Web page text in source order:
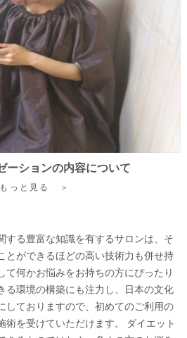
ーションの内容について
っと見る ＞
する豊富な知識を有するサロンは、そ
とができるほどの高い技術力も併せ持
て何かお悩みをお持ちの方にぴったり
る環境の構築にも注力し、日本の文化
しておりますので、初めてのご利用の
術を受けていただけます。 ダイエット